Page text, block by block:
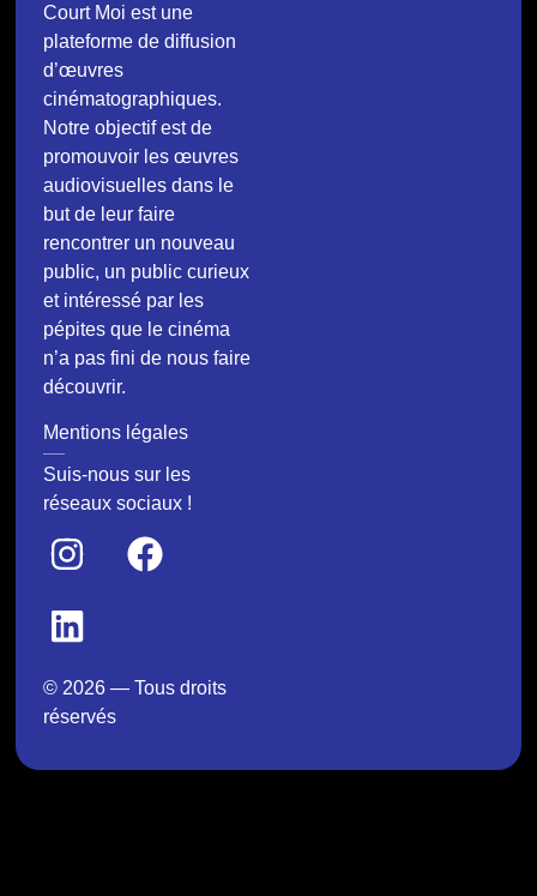
Court Moi est une
plateforme de diffusion
d’œuvres
cinématographiques.
Notre objectif est de
promouvoir les œuvres
audiovisuelles dans le
but de leur faire
rencontrer un nouveau
public, un public curieux
et intéressé par les
pépites que le cinéma
n’a pas fini de nous faire
découvrir.
Mentions légales
Suis-nous sur les
réseaux sociaux !
© 2026 — Tous droits
réservés